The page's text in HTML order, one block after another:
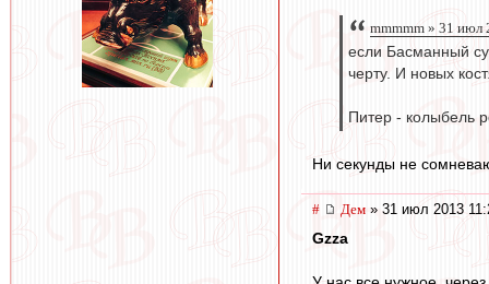
mmmmm » 31 июл
если Басманный
черту. И новых
Питер - колыбель
Ни секунды не
# Дем » 31 июл 2013
Gzza